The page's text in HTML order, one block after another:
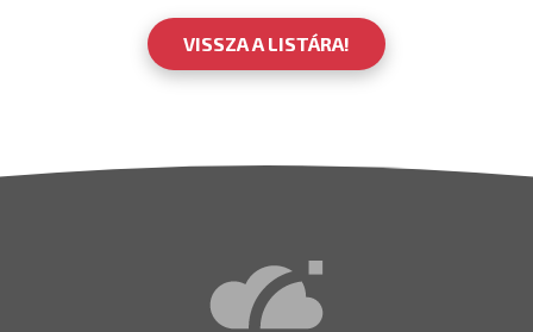
VISSZA A LISTÁRA!